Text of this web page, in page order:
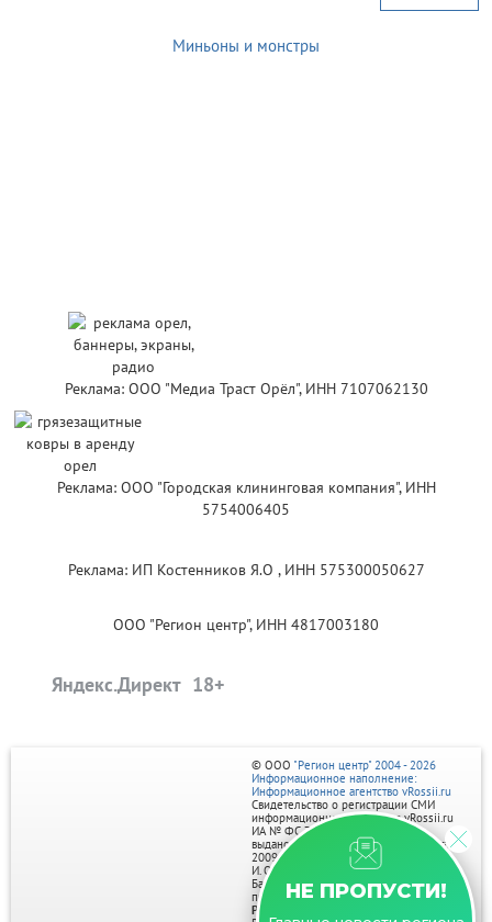
Миньоны и монстры
Реклама: ООО "Медиа Траст Орёл", ИНН 7107062130
Реклама: ООО "Городская клининговая компания", ИНН
5754006405
Реклама: ИП Костенников Я.О , ИНН 575300050627
ООО "Регион центр", ИНН 4817003180
Яндекс.Директ
НЕ ПРОПУСТИ!
© ООО "Регион центр" 2004 - 2026
Информационное наполнение:
Информационное агентство vRossii.ru
Свидетельство о регистрации СМИ
информационного агентства vRossii.ru
ИА № ФС 77‑35502
выдано РОСКОМНАДЗОРом 04 марта
2009г.
И. О. Главного редактора Нарыков А. Н.
Баннеры на портале размещаются на
правах рекламы.
Реклама на портале: